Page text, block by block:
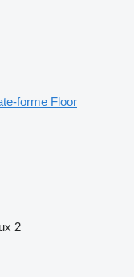
forme Floor
2